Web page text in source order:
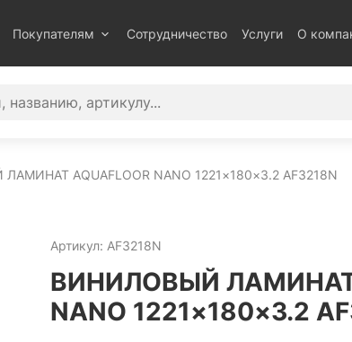
Покупателям Сотрудничество Услуги О
AQUAFLOOR NANO 1221×180×3.2 AF3218N
Артикул: AF3218N
ВИНИЛОВЫЙ ЛАМИНАТ
NANO 1221×180×3.2